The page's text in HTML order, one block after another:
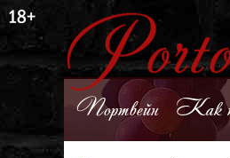
Портвейн Как